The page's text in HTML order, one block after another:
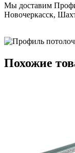
Мы доставим
Новочеркасск,
Похожие